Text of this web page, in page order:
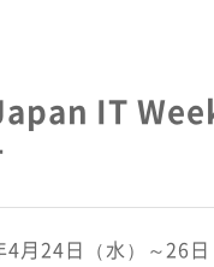
IT
4月24日（水）～26